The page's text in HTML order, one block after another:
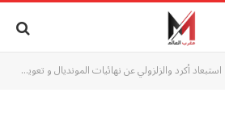
استبعاد أكرد والزلزولي عن نهائيات المونديال و تعويضهم ب ‘سعدان والسباعي’